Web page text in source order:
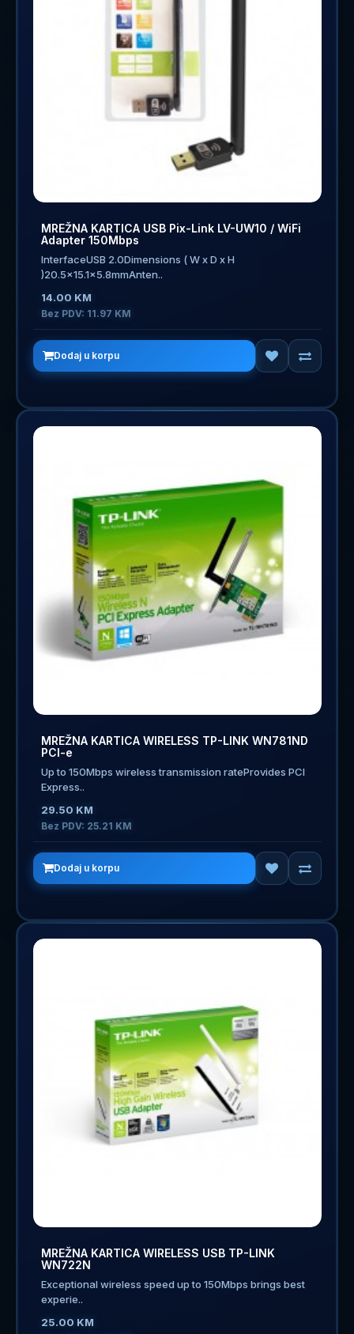
MREŽNA KARTICA USB Pix-Link LV-UW10 / WiFi
Adapter 150Mbps
InterfaceUSB 2.0Dimensions ( W x D x H
)20.5×15.1×5.8mmAnten..
14.00 KM
Bez PDV: 11.97 KM
Dodaj u korpu
MREŽNA KARTICA WIRELESS TP-LINK WN781ND
PCI-e
Up to 150Mbps wireless transmission rateProvides PCI
Express..
29.50 KM
Bez PDV: 25.21 KM
Dodaj u korpu
MREŽNA KARTICA WIRELESS USB TP-LINK
WN722N
Exceptional wireless speed up to 150Mbps brings best
experie..
25.00 KM